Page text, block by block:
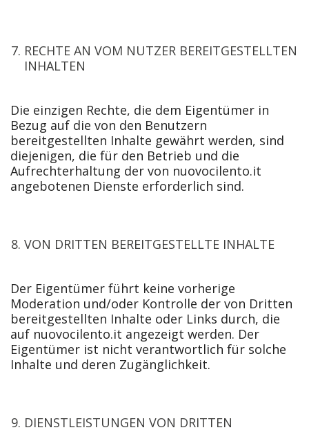
RECHTE AN VOM NUTZER BEREITGESTELLTEN
INHALTEN
Die einzigen Rechte, die dem Eigentümer in
Bezug auf die von den Benutzern
bereitgestellten Inhalte gewährt werden, sind
diejenigen, die für den Betrieb und die
Aufrechterhaltung der von nuovocilento.it
angebotenen Dienste erforderlich sind.
VON DRITTEN BEREITGESTELLTE INHALTE
Der Eigentümer führt keine vorherige
Moderation und/oder Kontrolle der von Dritten
bereitgestellten Inhalte oder Links durch, die
auf nuovocilento.it angezeigt werden. Der
Eigentümer ist nicht verantwortlich für solche
Inhalte und deren Zugänglichkeit.
DIENSTLEISTUNGEN VON DRITTEN